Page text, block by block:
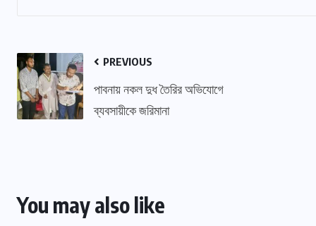
PREVIOUS
পাবনায় নকল দুধ তৈরির অভিযোগে
ব্যবসায়ীকে জরিমানা
You may also like